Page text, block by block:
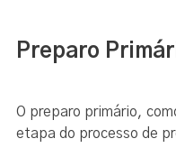
Preparo
O preparo primário,
etapa do processo de